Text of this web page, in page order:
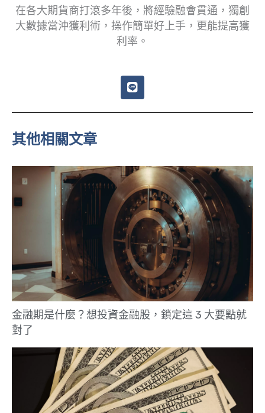
在各大期貨商打滾多年後，將經驗融會貫通，獨創
大數據當沖獲利術，操作簡單好上手，更能提高獲
利率。
L
i
e
其他相關文章
金融期是什麼？想投資金融股，鎖定這 3 大要點就
對了